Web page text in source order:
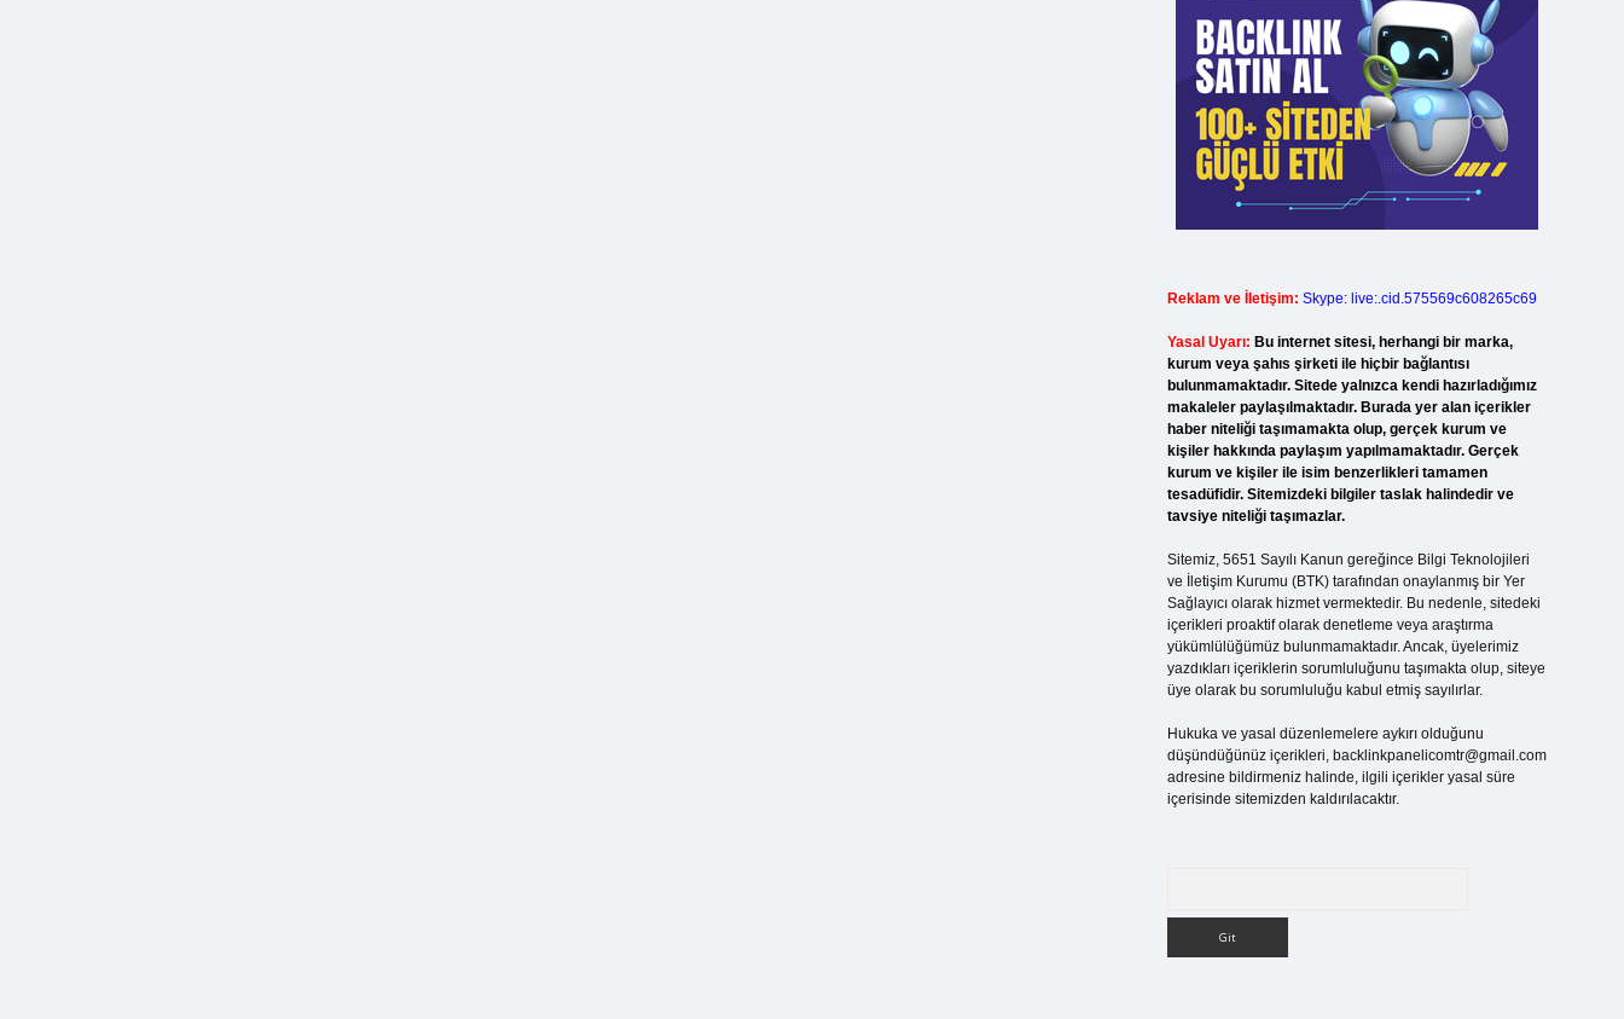
Reklam ve İletişim: Skype: live:.cid.575569c608265c69
Yasal Uyarı: Bu internet sitesi, herhangi bir marka,
kurum veya şahıs şirketi ile hiçbir bağlantısı
bulunmamaktadır. Sitede yalnızca kendi hazırladığımız
makaleler paylaşılmaktadır. Burada yer alan içerikler
haber niteliği taşımamakta olup, gerçek kurum ve
kişiler hakkında paylaşım yapılmamaktadır. Gerçek
kurum ve kişiler ile isim benzerlikleri tamamen
tesadüfidir. Sitemizdeki bilgiler taslak halindedir ve
tavsiye niteliği taşımazlar.
Sitemiz, 5651 Sayılı Kanun gereğince Bilgi Teknolojileri
ve İletişim Kurumu (BTK) tarafından onaylanmış bir Yer
Sağlayıcı olarak hizmet vermektedir. Bu nedenle, sitedeki
içerikleri proaktif olarak denetleme veya araştırma
yükümlülüğümüz bulunmamaktadır. Ancak, üyelerimiz
yazdıkları içeriklerin sorumluluğunu taşımakta olup, siteye
üye olarak bu sorumluluğu kabul etmiş sayılırlar.
Hukuka ve yasal düzenlemelere aykırı olduğunu
düşündüğünüz içerikleri, backlinkpanelicomtr@gmail.com
adresine bildirmeniz halinde, ilgili içerikler yasal süre
içerisinde sitemizden kaldırılacaktır.